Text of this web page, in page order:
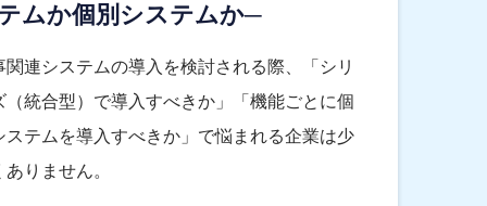
ムか個別システムか─
関連システムの導入を検討される際、「シリ
（統合型）で導入すべきか」「機能ごとに個
ステムを導入すべきか」で悩まれる企業は少
ありません。